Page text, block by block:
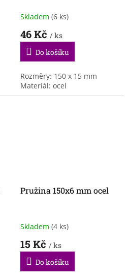
Skladem (6 ks)
46 Kč / ks
Do košíku
Rozměry: 150 x 15 mm
Materiál: ocel
Pružina 150x6 mm ocel
Skladem (4 ks)
15 Kč / ks
Do košíku